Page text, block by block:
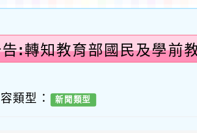
:轉知教育部國民及學前
類型： 新聞類型